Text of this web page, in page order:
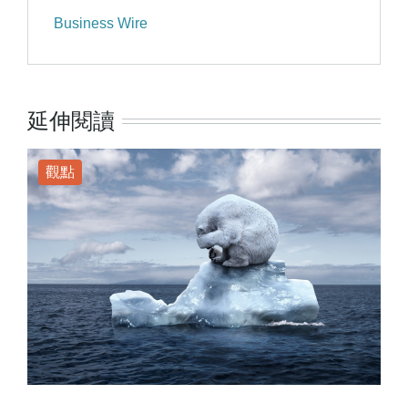
Business Wire
延伸閱讀
觀點